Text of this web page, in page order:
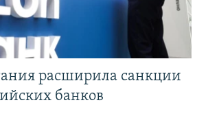
расширила санкции
банков